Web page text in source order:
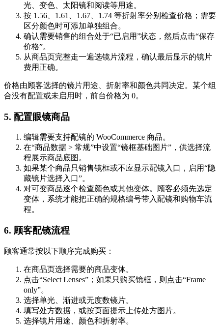
光、变色、太阳镜和阅读等用途。
按 1.56、1.61、1.67、1.74 等折射率分别检查价格；需要
区分颜色时可添加单独组合。
确认需要销售的组合处于“已启用”状态，然后点击“保存
价格”。
从商品页完整走一遍选镜片流程，确认最后显示的镜片
费用正确。
价格由顾客选择的镜片用途、折射率和颜色共同决定。某个组
合没有配置或未启用时，前台价格为 0。
5. 配置眼镜商品
编辑需要支持配镜的 WooCommerce 商品。
在“商品数据 > 常规”中设置“镜框基础图片”，供选择流
程展示商品底图。
如果某个商品只销售镜框或不应显示配镜入口，启用“隐
藏镜片选择入口”。
对可变商品逐个检查颜色或其他变体。顾客必须先选定
变体，系统才能把正确的规格编号带入配镜和购物车流
程。
6. 顾客配镜流程
顾客通常按以下顺序完成购买：
在商品页选择需要的商品变体。
点击“Select Lenses”；如果只购买镜框，则点击“Frame
only”。
选择单光、渐进或无度数镜片。
填写处方数据，或按页面提示上传处方图片。
选择镜片用途、颜色和折射率。